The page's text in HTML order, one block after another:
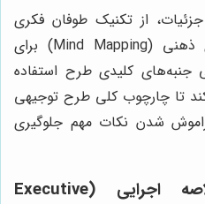
از تکنیک طوفان فکری
(Brainstorming) و نقشه‌های ذهنی (Mind Mapping) برای
جنبه‌های کلیدی طرح استفاده
تا چارچوب کلی طرح توجیهی
شدن نکات مهم جلوگیری
مرحله ۲: تدوین خلاصه اجرایی (Executive